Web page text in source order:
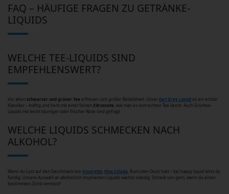
FAQ – HÄUFIGE FRAGEN ZU GETRÄNKE-
LIQUIDS
WELCHE TEE-LIQUIDS SIND
EMPFEHLENSWERT?
Vor allemschwarzer und grüner Tee erfreuen sich großer Beliebtheit. Unser Earl Grey Liquid ist ein echter
Klassiker – kräftig und herb mit einer feinen Zitrusnote , wie man es vom echten Tee kennt. Auch Grüntee-
Liquids mit leicht blumiger oder frischer Note sind gefragt.
WELCHE LIQUIDS SCHMECKEN NACH
ALKOHOL?
Wenn du Lust auf den Geschmack von Amaretto Pina Colada , Rum oder Ouzo hast – bei happy liquid wirst du
fündig. Unsere Auswahl an alkoholisch inspirierten Liquids wächst ständig. Schreib uns gern, wenn du einen
bestimmten Drink vermisst!